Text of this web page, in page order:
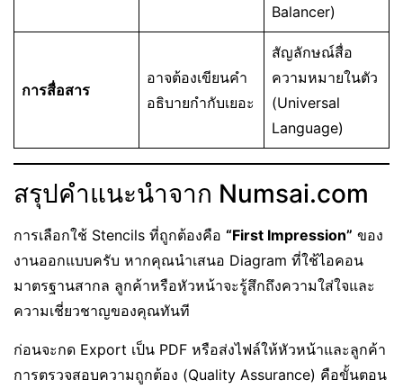
Balancer)
การสื่อสาร
อาจต้องเขียนคำ
อธิบายกำกับเยอะ
สัญลักษณ์สื่อ
ความหมายในตัว
(Universal
Language)
สรุปคำแนะนำจาก Numsai.com
การเลือกใช้ Stencils ที่ถูกต้องคือ “First Impression” ของ
งานออกแบบครับ หากคุณนำเสนอ Diagram ที่ใช้ไอคอน
มาตรฐานสากล ลูกค้าหรือหัวหน้าจะรู้สึกถึงความใส่ใจและ
ความเชี่ยวชาญของคุณทันที
ก่อนจะกด Export เป็น PDF หรือส่งไฟล์ให้หัวหน้าและลูกค้า
การตรวจสอบความถูกต้อง (Quality Assurance) คือขั้นตอน